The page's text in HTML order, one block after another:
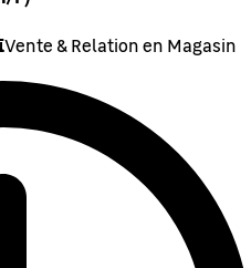
Vente & Relation en Magasin